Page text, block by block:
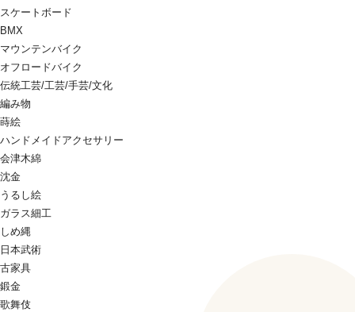
スケートボード
BMX
マウンテンバイク
オフロードバイク
伝統工芸/工芸/手芸/文化
編み物
蒔絵
ハンドメイドアクセサリー
会津木綿
沈金
うるし絵
ガラス細工
しめ縄
日本武術
古家具
鍛金
歌舞伎